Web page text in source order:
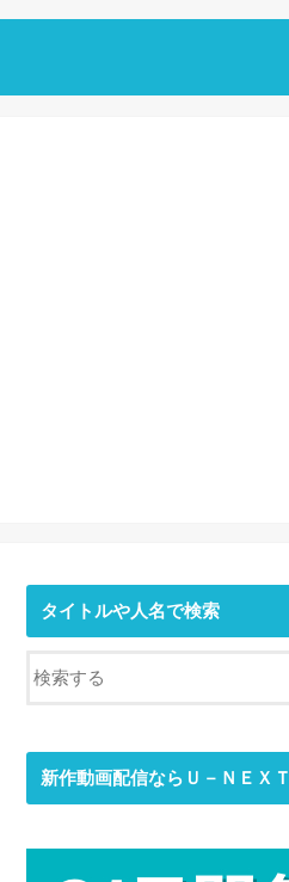
タイトルや人名で検索
新作動画配信ならＵ－ＮＥＸＴ